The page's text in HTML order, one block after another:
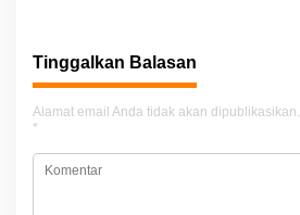
g
a
s
i
p
Tinggalkan Balasan
Alamat email Anda tidak akan dipublikasikan.
*